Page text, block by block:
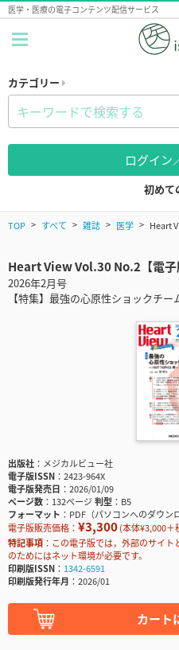
医学・医療の電子コンテンツ配信サービス
カテゴリー
ログイン
初めて
TOP すべて 雑誌 医学 Heart
Heart View Vol.30 No.2【電子
2026年2月号
【特集】最強の心原性ショックチ
出版社
メジカルビュー社
電子版ISSN
2423-964X
電子版発売日
2026/01/09
ページ数
132ページ判型
B5
フォーマット
PDF（パソコンへのダウン
電子版販売価格： ¥3,300(本体¥3,000＋
特記事項
この電子版では，外部のサイ
のためにはネット環境が必要です。
印刷版ISSN
1342-6591
印刷版発行年月
2026/01
カート